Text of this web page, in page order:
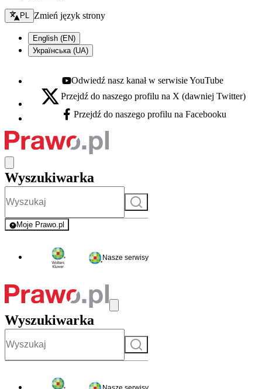
Zmień język - bieżący:
PL Zmień język strony
English (EN)
Українська (UA)
Youtube - otwiera się w nowej karcie
Odwiedź nasz kanał w serwisie YouTube
X - otwiera się w nowej karcie
Przejdź do naszego profilu na X (dawniej Twitter)
Facebook - otwiera się w nowej karcie
Przejdź do naszego profilu na Facebooku
Wyszukiwarka
Szukaj
Moje Prawo.pl
- rejestracja i logowanie do serwisu
Nasze serwisy
Wyszukiwarka
Szukaj